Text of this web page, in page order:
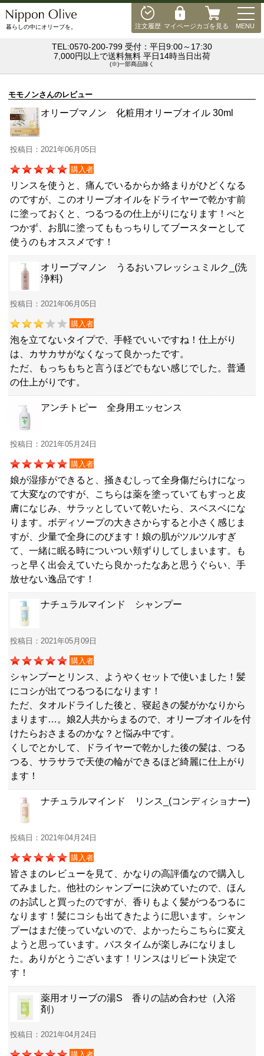
注文履歴 マイページカゴを見る MENU
暮らしの中にオリーブを。
TEL:0570-200-799 受付：平日9:00～17:30
7,000円以上で送料無料 平日14時当日出荷
(※)一部商品除く
モモノンさんのレビュー
オリーブマノン 化粧用オリーブオイル 30ml
投稿日：2021年06月05日
購入者
リンスを使うと、痛んでいるからか絡まりがひどくなる
のですが、このオリーブオイルをドライヤーで乾かす前
に塗っておくと、つるつるの仕上がりになります！べと
つかず、お肌に塗ってももっちりしてブースターとして
使うのもオススメです！
オリーブマノン うるおいフレッシュミルク_(洗
浄料)
投稿日：2021年06月05日
購入者
泡を立てないタイプで、手軽でいいですね！仕上がり
は、カサカサがなくなって良かったです。
ただ、もっちもちと言うほどでもない感じでした。普通
の仕上がりです。
アンチトピー 全身用エッセンス
投稿日：2021年05月24日
購入者
娘が湿疹ができると、掻きむしって全身傷だらけになっ
て大変なのですが、こちらは薬を塗っていてもすっと皮
膚になじみ、サラッとしていて乾いたら、スベスベにな
ります。ボディソープの大きさからすると小さく感じま
すが、少量で全身にのびます！娘の肌がツルツルすぎ
て、一緒に眠る時についつい頬ずりしてしまいます。も
っと早く出会えていたら良かったなあと思うぐらい、手
放せない逸品です！
ナチュラルマインド シャンプー
投稿日：2021年05月09日
購入者
シャンプーとリンス、ようやくセットで使いました！髪
にコシが出てつるつるになります！
ただ、タオルドライした後と、寝起きの髪がかなりから
まります…。娘2人共からまるので、オリーブオイルを付
けたらおさまるのかな？と悩み中です。
くしでとかして、ドライヤーで乾かした後の髪は、つる
つる、サラサラで天使の輪ができるほど綺麗に仕上がり
ます！
ナチュラルマインド リンス_(コンディショナー)
投稿日：2021年04月24日
購入者
皆さまのレビューを見て、かなりの高評価なので購入し
てみました。他社のシャンプーに決めていたので、ほん
のお試しと買ったのですが、香りもよく髪がつるつるに
なります！髪にコシも出てきたように思います。シャン
プーはまだ使っていないので、よかったらこちらに変え
ようと思っています。バスタイムが楽しみになりまし
た。ありがとうございます！リンスはリピート決定で
す！
薬用オリーブの湯S 香りの詰め合わせ（入浴
剤）
投稿日：2021年04月24日